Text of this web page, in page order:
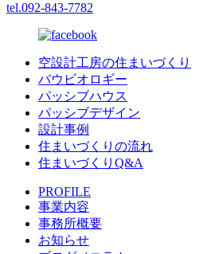
tel.092-843-7782
空設計工房の住まいづくり
バウビオロギー
パッシブハウス
パッシブデザイン
設計事例
住まいづくりの流れ
住まいづくりQ&A
PROFILE
事業内容
事務所概要
お知らせ